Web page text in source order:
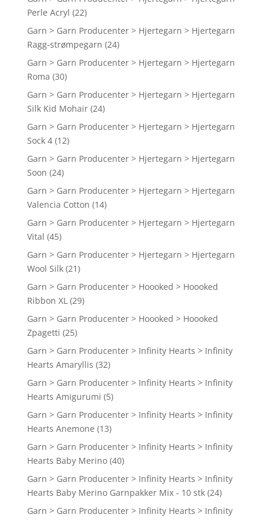
Perle Acryl (22)
Garn > Garn Producenter > Hjertegarn > Hjertegarn
Ragg-strømpegarn (24)
Garn > Garn Producenter > Hjertegarn > Hjertegarn
Roma (30)
Garn > Garn Producenter > Hjertegarn > Hjertegarn
Silk Kid Mohair (24)
Garn > Garn Producenter > Hjertegarn > Hjertegarn
Sock 4 (12)
Garn > Garn Producenter > Hjertegarn > Hjertegarn
Soon (24)
Garn > Garn Producenter > Hjertegarn > Hjertegarn
Valencia Cotton (14)
Garn > Garn Producenter > Hjertegarn > Hjertegarn
Vital (45)
Garn > Garn Producenter > Hjertegarn > Hjertegarn
Wool Silk (21)
Garn > Garn Producenter > Hoooked > Hoooked
Ribbon XL (29)
Garn > Garn Producenter > Hoooked > Hoooked
Zpagetti (25)
Garn > Garn Producenter > Infinity Hearts > Infinity
Hearts Amaryllis (32)
Garn > Garn Producenter > Infinity Hearts > Infinity
Hearts Amigurumi (5)
Garn > Garn Producenter > Infinity Hearts > Infinity
Hearts Anemone (13)
Garn > Garn Producenter > Infinity Hearts > Infinity
Hearts Baby Merino (40)
Garn > Garn Producenter > Infinity Hearts > Infinity
Hearts Baby Merino Garnpakker Mix - 10 stk (24)
Garn > Garn Producenter > Infinity Hearts > Infinity